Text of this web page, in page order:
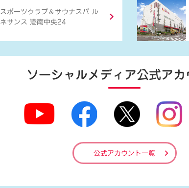
スポーツクラブ ＆ サウナスパ ル
ネサンス 港南中央24
ソーシャルメディア公式アカ
公式アカウント一覧